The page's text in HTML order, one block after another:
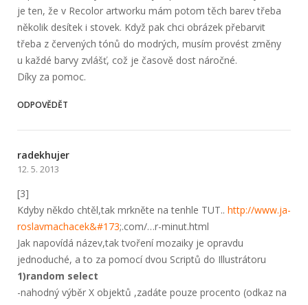
je ten, že v Recolor artworku mám potom těch barev třeba
několik desítek i stovek. Když pak chci obrázek přebarvit
třeba z červených tónů do modrých, musím provést změny
u každé barvy zvlášť, což je časově dost náročné.
Díky za pomoc.
ODPOVĚDĚT
radekhujer
12. 5. 2013
[3]
Kdyby někdo chtěl,tak mrkněte na tenhle TUT.. http://www.ja­
roslavmachacek&#173;.com/…r-minut.html
Jak napovídá název,tak tvoření mozaiky je opravdu
jednoduché, a to za pomocí dvou Scriptů do Illustrátoru
1)random select
-nahodný výběr X objektů ,zadáte pouze procento (odkaz na